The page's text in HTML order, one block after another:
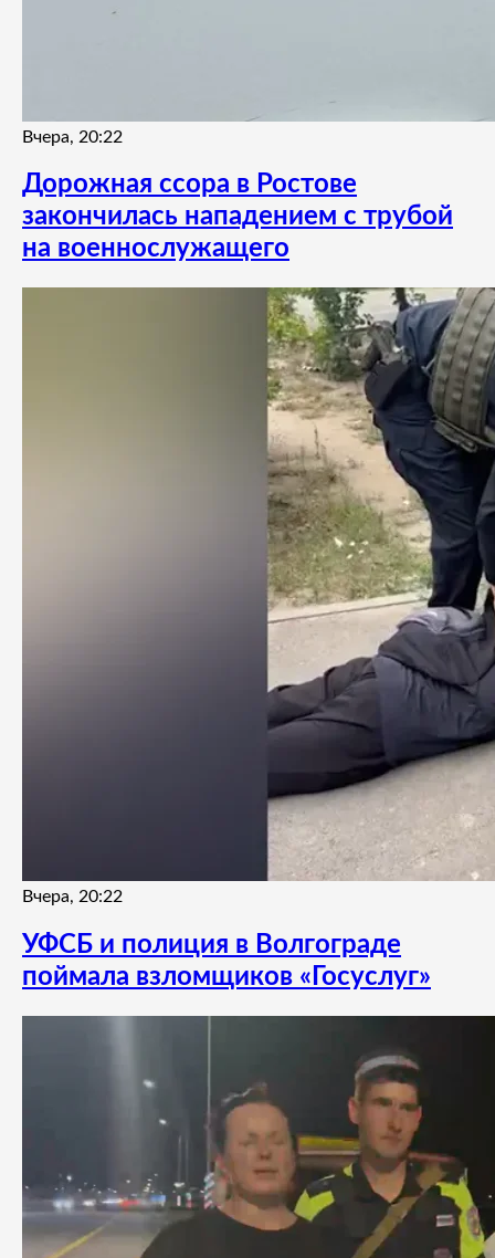
Вчера, 20:22
Дорожная ссора в Ростове
закончилась нападением с трубой
на военнослужащего
Вчера, 20:22
УФСБ и полиция в Волгограде
поймала взломщиков «Госуслуг»